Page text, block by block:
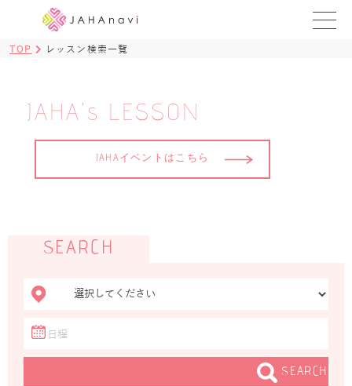
BLOG
ヨガ資格講座
TOP レッスン検索一覧
JAHA's LESSON
JAHAイベントはこちら
SEARCH
SEARCH